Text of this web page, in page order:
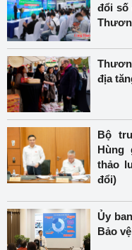
đổi số
địa
Bộ
Hùng
thảo
đổi)
Ủy
Bảo